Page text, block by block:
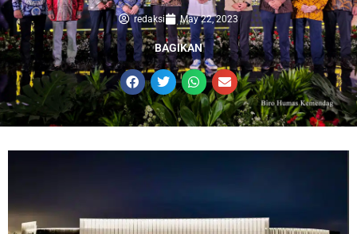
redaksi May 22, 2023
BAGIKAN